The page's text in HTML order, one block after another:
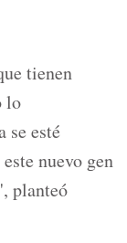
tienen
lo
se esté
nuevo gen
planteó